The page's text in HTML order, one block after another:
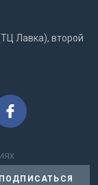
Лавка), второй
ПОДПИСАТЬСЯ